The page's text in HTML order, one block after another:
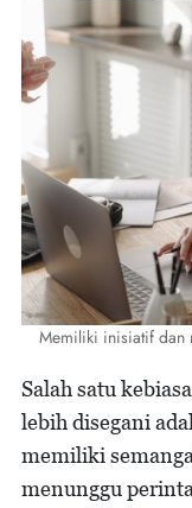
Memiliki inisiatif dan
Salah satu
lebih disegani
memiliki
menunggu